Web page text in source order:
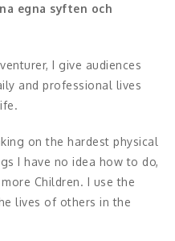
egna syften och
I give audiences
and professional lives
on the hardest physical
I have no idea how to do,
Children. I use the
lives of others in the